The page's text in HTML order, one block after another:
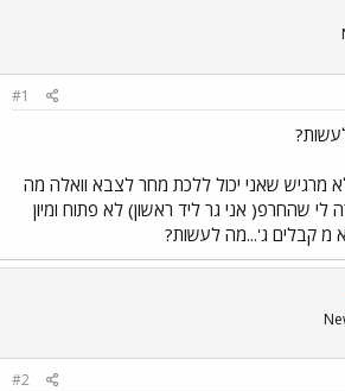
#1
מרגיש שאני יכול ללכת מחר לצבא וואלה מה
שהחרפ( אני גר ליד ראשון) לא פתוח ומיון
מ קבלים ג'...מה לעשות?
#2